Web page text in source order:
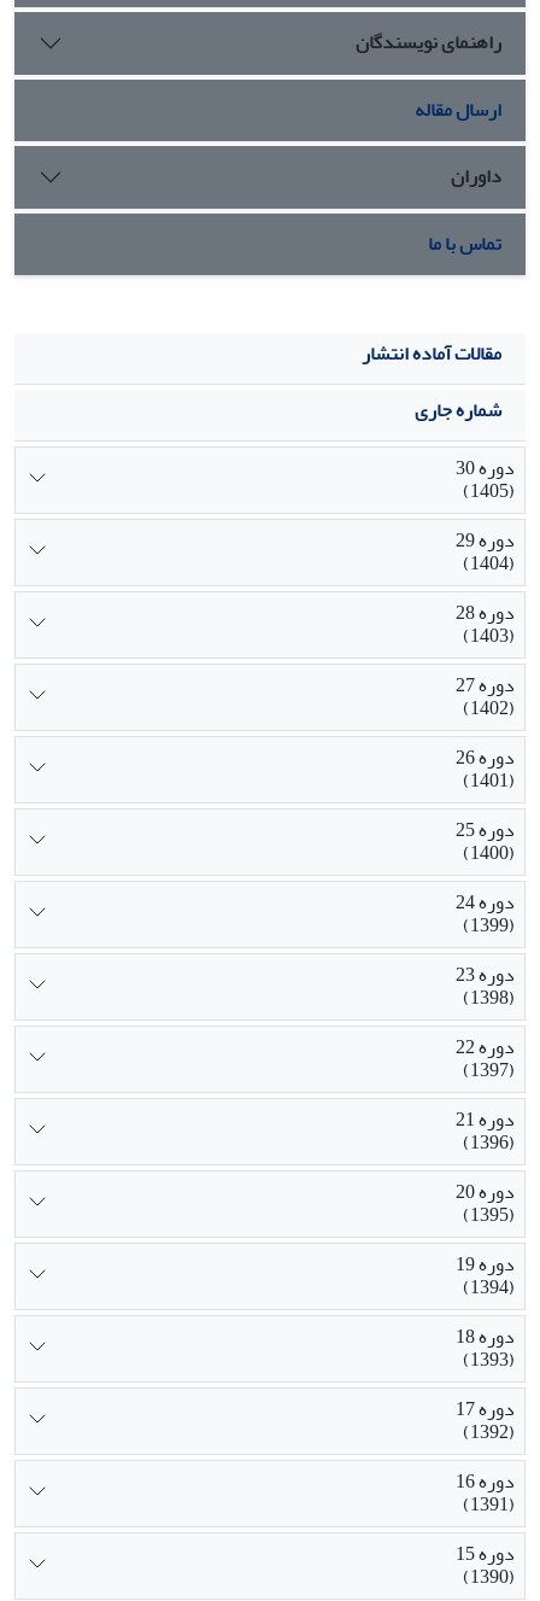
گرفته شده و در پایان ارائه گزارش عملکرد از فرایند خصوصی
سازی از عناصر مدل شناخته شده است
راهنمای نویسندگان
ارسال مقاله
داوران
تماس با ما
مقالات آماده انتشار
شماره جاری
دوره 30
(1405)
دوره 29
(1404)
دوره 28
(1403)
دوره 27
(1402)
دوره 26
(1401)
دوره 25
(1400)
دوره 24
(1399)
دوره 23
(1398)
دوره 22
(1397)
دوره 21
(1396)
دوره 20
(1395)
دوره 19
(1394)
دوره 18
(1393)
دوره 17
(1392)
دوره 16
(1391)
دوره 15
(1390)